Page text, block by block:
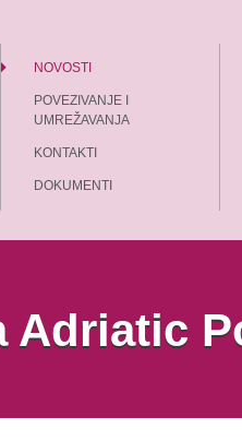
NOVOSTI
POVEZIVANJE I
UMREŽAVANJA
KONTAKTI
DOKUMENTI
Adriatic